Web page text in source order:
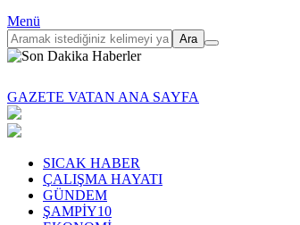
Menü
Ara
GAZETE VATAN ANA SAYFA
SICAK HABER
ÇALIŞMA HAYATI
GÜNDEM
ŞAMPİY10